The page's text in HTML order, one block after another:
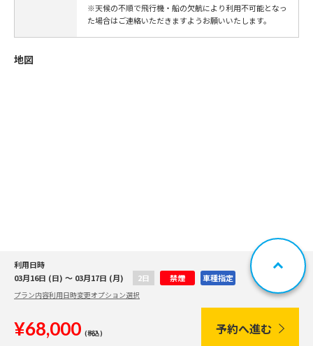
※天候の不順で飛行機・船の欠航により利用不可能となっ
た場合はご連絡いただきますようお願いいたします。
地図
利用日時
03月16日 (日) ～ 03月17日 (月)
2日 禁煙 車種指定
プラン内容利用日時変更オプション選択
¥68,000 (税込) 予約へ進む